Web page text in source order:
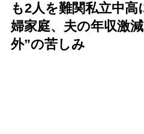
も2人を難関私立中
婦家庭、夫の年収激
外”の苦しみ